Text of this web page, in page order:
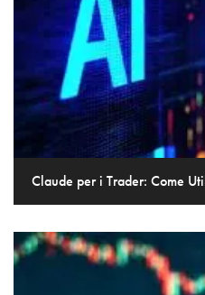
Claude per i Trader: Come